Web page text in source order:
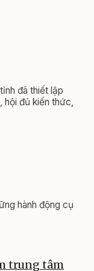
đã thiết lập
đủ kiến thức,
hành động cụ
trung tâm